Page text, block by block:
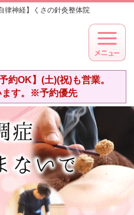
律神経】くさの針灸整体院
約OK】(土)(祝)も営業。
ます。※予約優先